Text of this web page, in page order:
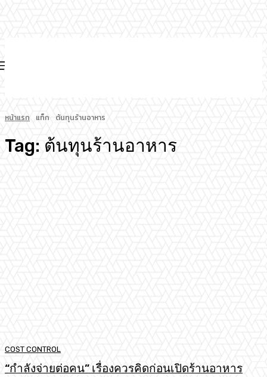
หน้าแรก แท็ก ต้นทุนร้านอาหาร
Tag: ต้นทุนร้านอาหาร
COST CONTROL
“กำลังจ่ายต่อคน” เรื่องควรคิดก่อนเปิดร้านอาหาร